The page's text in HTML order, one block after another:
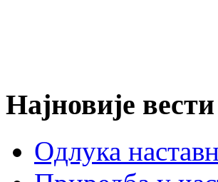
Најновије вести
Oдлука